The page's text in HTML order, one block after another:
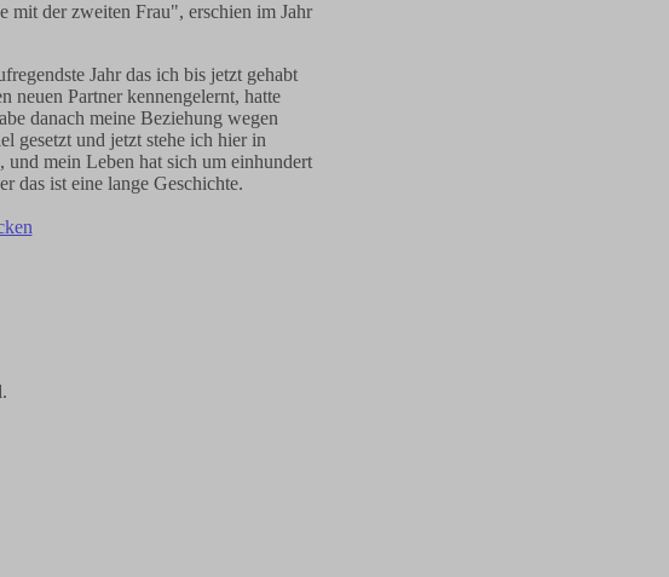
mit der zweiten Frau", erschien im Jahr
Jahr das ich bis jetzt gehabt
neuen Partner kennengelernt, hatte
danach meine Beziehung wegen
gesetzt und jetzt stehe ich hier in
und mein Leben hat sich um einhundert
das ist eine lange Geschichte.